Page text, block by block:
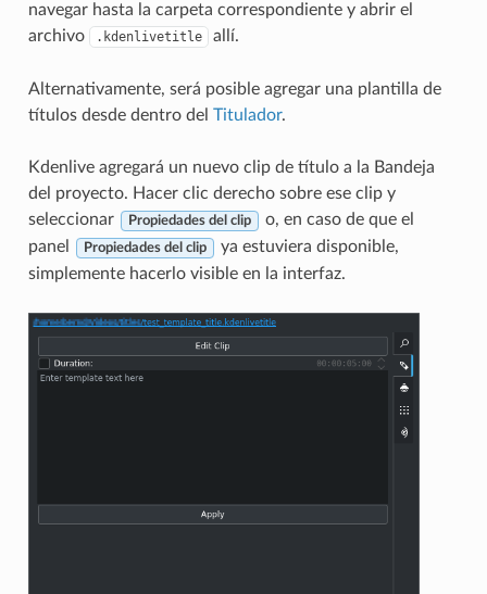
navegar hasta la carpeta correspondiente y abrir el
archivo
.kdenlivetitle allí.
Alternativamente, será posible agregar una plantilla de
títulos desde dentro del Titulador.
Kdenlive agregará un nuevo clip de título a la Bandeja
del proyecto. Hacer clic derecho sobre ese clip y
seleccionar
Propiedades del clip
o, en caso de que el
panel
Propiedades del clip
ya estuviera disponible,
simplemente hacerlo visible en la interfaz.